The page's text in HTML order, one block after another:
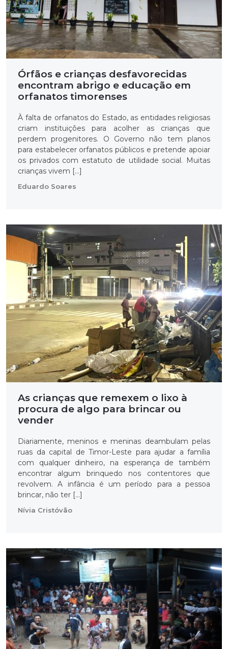
Órfãos e crianças desfavorecidas
encontram abrigo e educação em
orfanatos timorenses
À falta de orfanatos do Estado, as entidades religiosas
criam instituições para acolher as crianças que
perdem progenitores. O Governo não tem planos
para estabelecer orfanatos públicos e pretende apoiar
os privados com estatuto de utilidade social. Muitas
crianças vivem […]
Eduardo Soares
As crianças que remexem o lixo à
procura de algo para brincar ou
vender
Diariamente, meninos e meninas deambulam pelas
ruas da capital de Timor-Leste para ajudar a família
com qualquer dinheiro, na esperança de também
encontrar algum brinquedo nos contentores que
revolvem. A infância é um período para a pessoa
brincar, não ter […]
Nívia Cristóvão